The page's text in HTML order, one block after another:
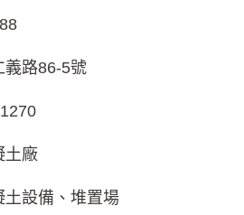
義路86-5號
土廠
土設備、堆置場